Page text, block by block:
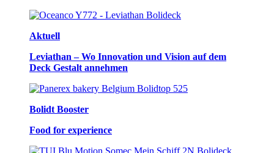
Aktuell
Leviathan – Wo Innovation und Vision auf dem
Deck Gestalt annehmen
Bolidt Booster
Food for experience